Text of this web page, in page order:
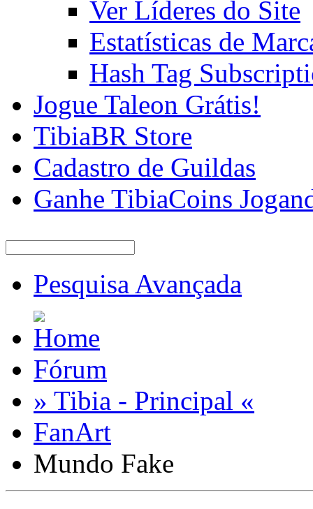
Ver Líderes do Site
Estatísticas de
Hash Tag
Jogue Taleon Grátis!
TibiaBR Store
Cadastro de Guildas
Ganhe TibiaCoins
Pesquisa Avançada
Fórum
» Tibia - Principal «
FanArt
Mundo Fake